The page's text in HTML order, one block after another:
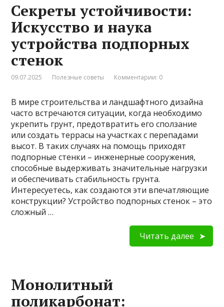
Секреты устойчивости:
Искусство и наука
устройства подпорных
стенок
09.07.2025 Полезные советы Комментарии: 0
В мире строительства и ландшафтного дизайна
часто встречаются ситуации, когда необходимо
укрепить грунт, предотвратить его сползание
или создать террасы на участках с перепадами
высот. В таких случаях на помощь приходят
подпорные стенки – инженерные сооружения,
способные выдерживать значительные нагрузки
и обеспечивать стабильность грунта.
Интересуетесь, как создаются эти впечатляющие
конструкции? Устройство подпорных стенок – это
сложный …
Читать далее
Монолитный
поликарбонат: